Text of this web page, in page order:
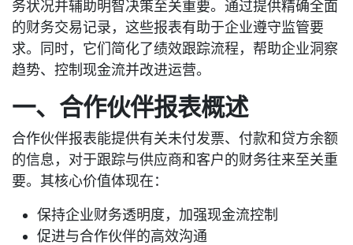
务状况并辅助明智决策至关重要。通过提供精确全面
的财务交易记录，这些报表有助于企业遵守监管要
求。同时，它们简化了绩效跟踪流程，帮助企业洞察
趋势、控制现金流并改进运营。
一、合作伙伴报表概述
合作伙伴报表能提供有关未付发票、付款和贷方余额
的信息，对于跟踪与供应商和客户的财务往来至关重
要。其核心价值体现在：
保持企业财务透明度，加强现金流控制
促进与合作伙伴的高效沟通